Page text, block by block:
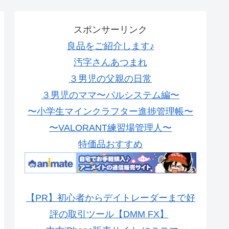
スポンサーリンク
良品をご紹介します♪
汚字さんあつまれ
３男児の父親の日常
３男児のママ〜パルシステム編〜
〜小学生マインクラフター進捗管理帳〜
〜VALORANT練習場管理人〜
特価品おすすめ
【PR】初心者からデイトレーダーまで好
評の取引ツール【DMM FX】